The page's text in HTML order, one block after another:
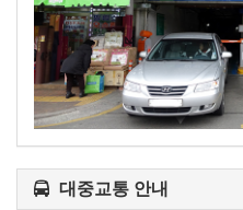
대중교통 안내